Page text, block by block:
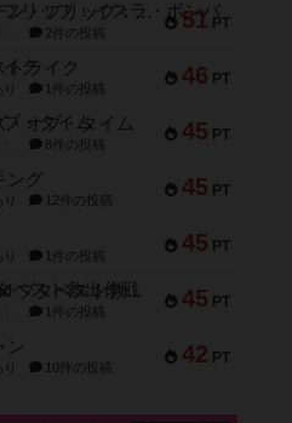
51 PT
キャプテン・フリップ：イスラ・ボンバ
2件の投稿
46 PT
トライク
1件の投稿
45 PT
・オブ・タイム
8件の投稿
45 PT
ング
12件の投稿
45 PT
1件の投稿
45 PT
Bitter End ブタペスト救出作戦
1件の投稿
42 PT
ン
10件の投稿